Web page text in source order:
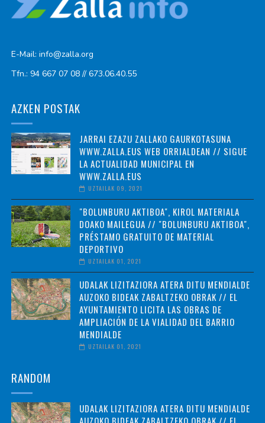
E-Mail: info@zalla.org
Tfn.: 94 667 07 08 // 673.06.40.55
AZKEN POSTAK
JARRAI EZAZU ZALLAKO GAURKOTASUNA
WWW.ZALLA.EUS WEB ORRIALDEAN // SIGUE
LA ACTUALIDAD MUNICIPAL EN
WWW.ZALLA.EUS
UZTAILAK 09, 2021
"BOLUNBURU AKTIBOA", KIROL MATERIALA
DOAKO MAILEGUA // "BOLUNBURU AKTIBOA",
PRÉSTAMO GRATUITO DE MATERIAL
DEPORTIVO
UZTAILAK 01, 2021
UDALAK LIZITAZIORA ATERA DITU MENDIALDE
AUZOKO BIDEAK ZABALTZEKO OBRAK // EL
AYUNTAMIENTO LICITA LAS OBRAS DE
AMPLIACIÓN DE LA VIALIDAD DEL BARRIO
MENDIALDE
UZTAILAK 01, 2021
RANDOM
UDALAK LIZITAZIORA ATERA DITU MENDIALDE